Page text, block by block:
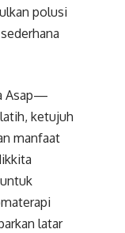
polusi
Asap—
ketujuh
manfaat
latar